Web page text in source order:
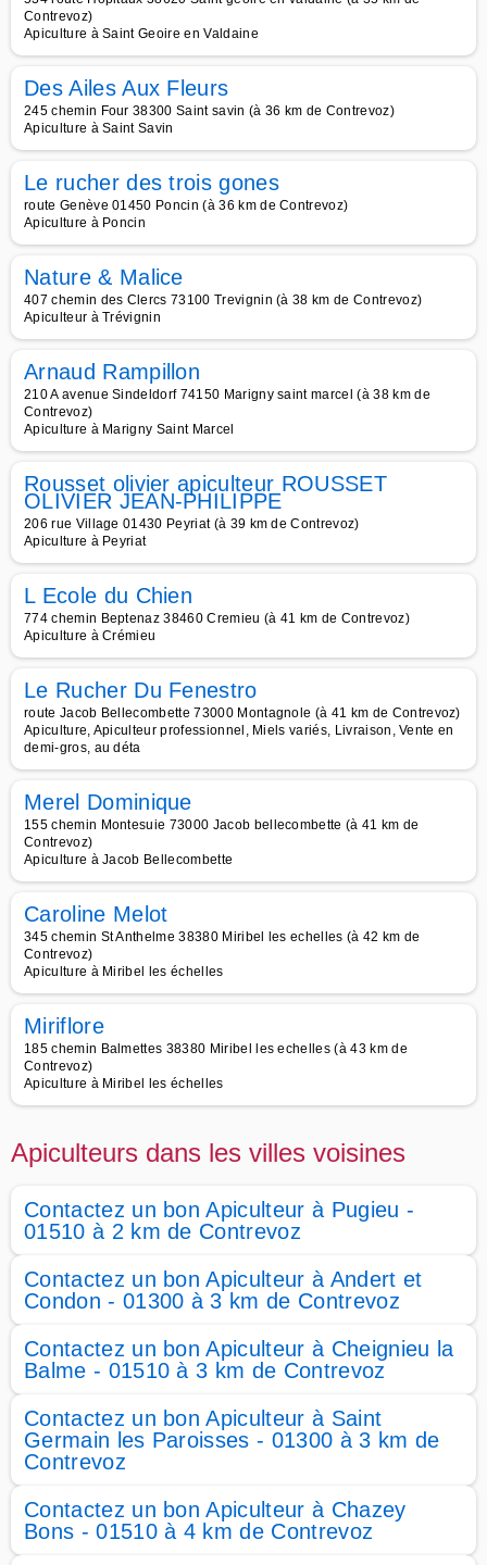
Contrevoz)
Apiculture à Saint Geoire en Valdaine
Des Ailes Aux Fleurs
245 chemin Four 38300 Saint savin (à 36 km de Contrevoz)
Apiculture à Saint Savin
Le rucher des trois gones
route Genève 01450 Poncin (à 36 km de Contrevoz)
Apiculture à Poncin
Nature & Malice
407 chemin des Clercs 73100 Trevignin (à 38 km de Contrevoz)
Apiculteur à Trévignin
Arnaud Rampillon
210 A avenue Sindeldorf 74150 Marigny saint marcel (à 38 km de
Contrevoz)
Apiculture à Marigny Saint Marcel
Rousset olivier apiculteur ROUSSET
OLIVIER JEAN-PHILIPPE
206 rue Village 01430 Peyriat (à 39 km de Contrevoz)
Apiculture à Peyriat
L Ecole du Chien
774 chemin Beptenaz 38460 Cremieu (à 41 km de Contrevoz)
Apiculture à Crémieu
Le Rucher Du Fenestro
route Jacob Bellecombette 73000 Montagnole (à 41 km de Contrevoz)
Apiculture, Apiculteur professionnel, Miels variés, Livraison, Vente en
demi-gros, au déta
Merel Dominique
155 chemin Montesuie 73000 Jacob bellecombette (à 41 km de
Contrevoz)
Apiculture à Jacob Bellecombette
Caroline Melot
345 chemin St Anthelme 38380 Miribel les echelles (à 42 km de
Contrevoz)
Apiculture à Miribel les échelles
Miriflore
185 chemin Balmettes 38380 Miribel les echelles (à 43 km de
Contrevoz)
Apiculture à Miribel les échelles
Apiculteurs dans les villes voisines
Contactez un bon Apiculteur à Pugieu -
01510 à 2 km de Contrevoz
Contactez un bon Apiculteur à Andert et
Condon - 01300 à 3 km de Contrevoz
Contactez un bon Apiculteur à Cheignieu la
Balme - 01510 à 3 km de Contrevoz
Contactez un bon Apiculteur à Saint
Germain les Paroisses - 01300 à 3 km de
Contrevoz
Contactez un bon Apiculteur à Chazey
Bons - 01510 à 4 km de Contrevoz